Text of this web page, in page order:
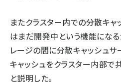
またクラスター内での分散キャ
はまだ開発中という機能にな
レージの間に分散キャッシュ
キャッシュをクラスター内部で
と説明した。